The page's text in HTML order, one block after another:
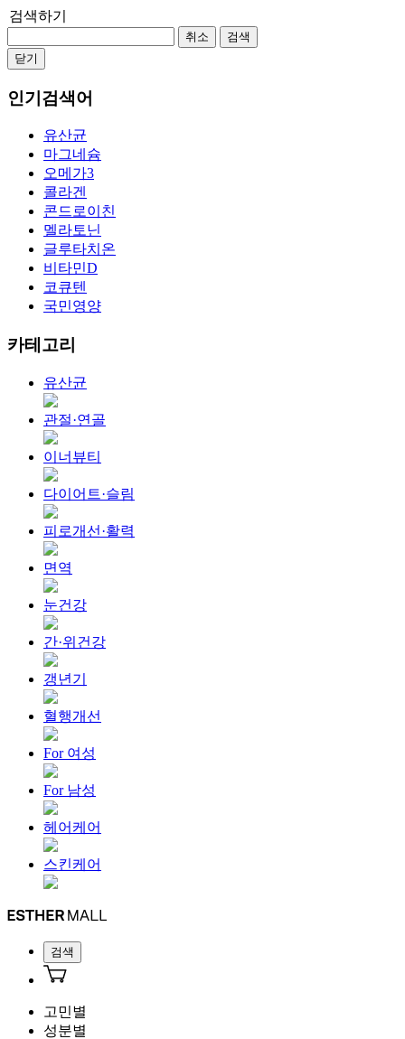
검색하기
취소
검색
닫기
인기검색어
유산균
마그네슘
오메가3
콜라겐
콘드로이친
멜라토닌
글루타치온
비타민D
코큐텐
국민영양
카테고리
유산균
관절·연골
이너뷰티
다이어트·슬림
피로개선·활력
면역
눈건강
간·위건강
갱년기
혈행개선
For 여성
For 남성
헤어케어
스킨케어
검색
고민별
성분별